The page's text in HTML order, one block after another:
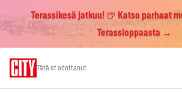
Terassikesä jatkuu! 🍺 Katso parhaat
Terassioppaasta →
Tätä et odottanut